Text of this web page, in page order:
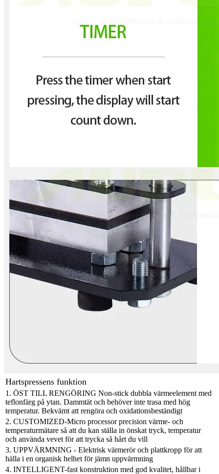
Hartspressens funktion
1. ÖST TILL RENGÖRING Non-stick dubbla värmeelement med
teflonfärg på ytan. Dammtät och behöver inte trasa med hög
temperatur. Bekvämt att rengöra och oxidationsbeständigt
2. CUSTOMIZED-Micro processor precision värme- och
temperaturmätare så att du kan ställa in önskat tryck, temperatur
och använda vevet för att trycka så hårt du vill
3. UPPVÄRMNING - Elektrisk värmerör och plattkropp för att
hälla i en organisk helhet för jämn uppvärmning
4. INTELLIGENT-fast konstruktion med god kvalitet, hållbar i